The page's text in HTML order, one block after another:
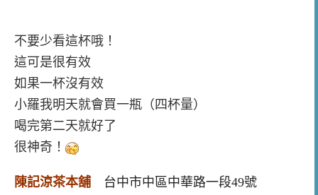
不要少看這杯哦！
這可是很有效
如果一杯沒有效
小羅我明天就會買一瓶（四杯量）
喝完第二天就好了
很神奇！
陳記涼茶本舖 台中市中區中華路一段49號